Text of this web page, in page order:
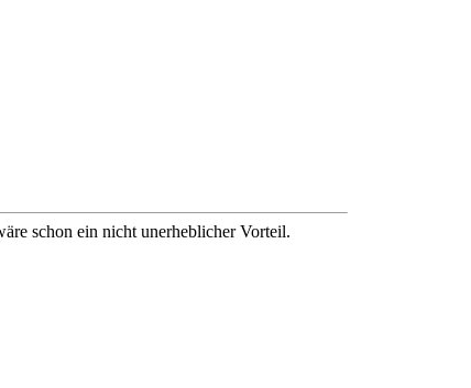
schon ein nicht unerheblicher Vorteil.